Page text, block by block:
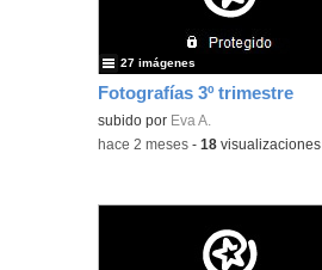
Fotografías 3º trimestre
Contenido educativo.
subido por Eva A.
27 imágenes
-hace 2 meses -18 visualizaciones